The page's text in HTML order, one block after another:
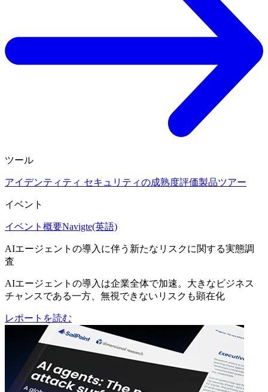
ツール
アイデンティティ セキュリティの成熟度評価製品ツアー
イベント
イベント概要Navigte(英語)
AIエージェントの導入に伴う新たなリスクに関する実態調
査
AIエージェントの導入は企業全体で加速。大きなビジネス
チャンスである一方、無視できないリスクも顕在化
レポートを読む